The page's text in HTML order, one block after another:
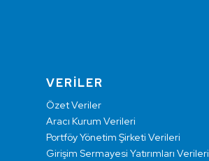
VERİLER
Özet Veriler
Aracı Kurum Verileri
Portföy Yönetim Şirketi Verileri
Girişim Sermayesi Yatırımları Verileri